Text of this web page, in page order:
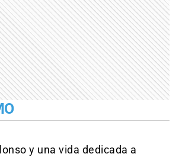
y una vida dedicada a